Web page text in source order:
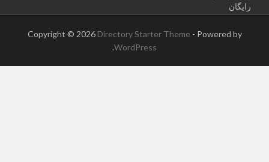
رایگان
Copyright © 2026 Directory Starter Theme - Powered by
WordPress
.